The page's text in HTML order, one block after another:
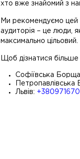
хто вже знайомий з
Ми рекомендуємо цей
аудиторія – це люди,
максимально цільовий.
Щоб дізнатися
Софіївська
Петропавлівська
Львів: